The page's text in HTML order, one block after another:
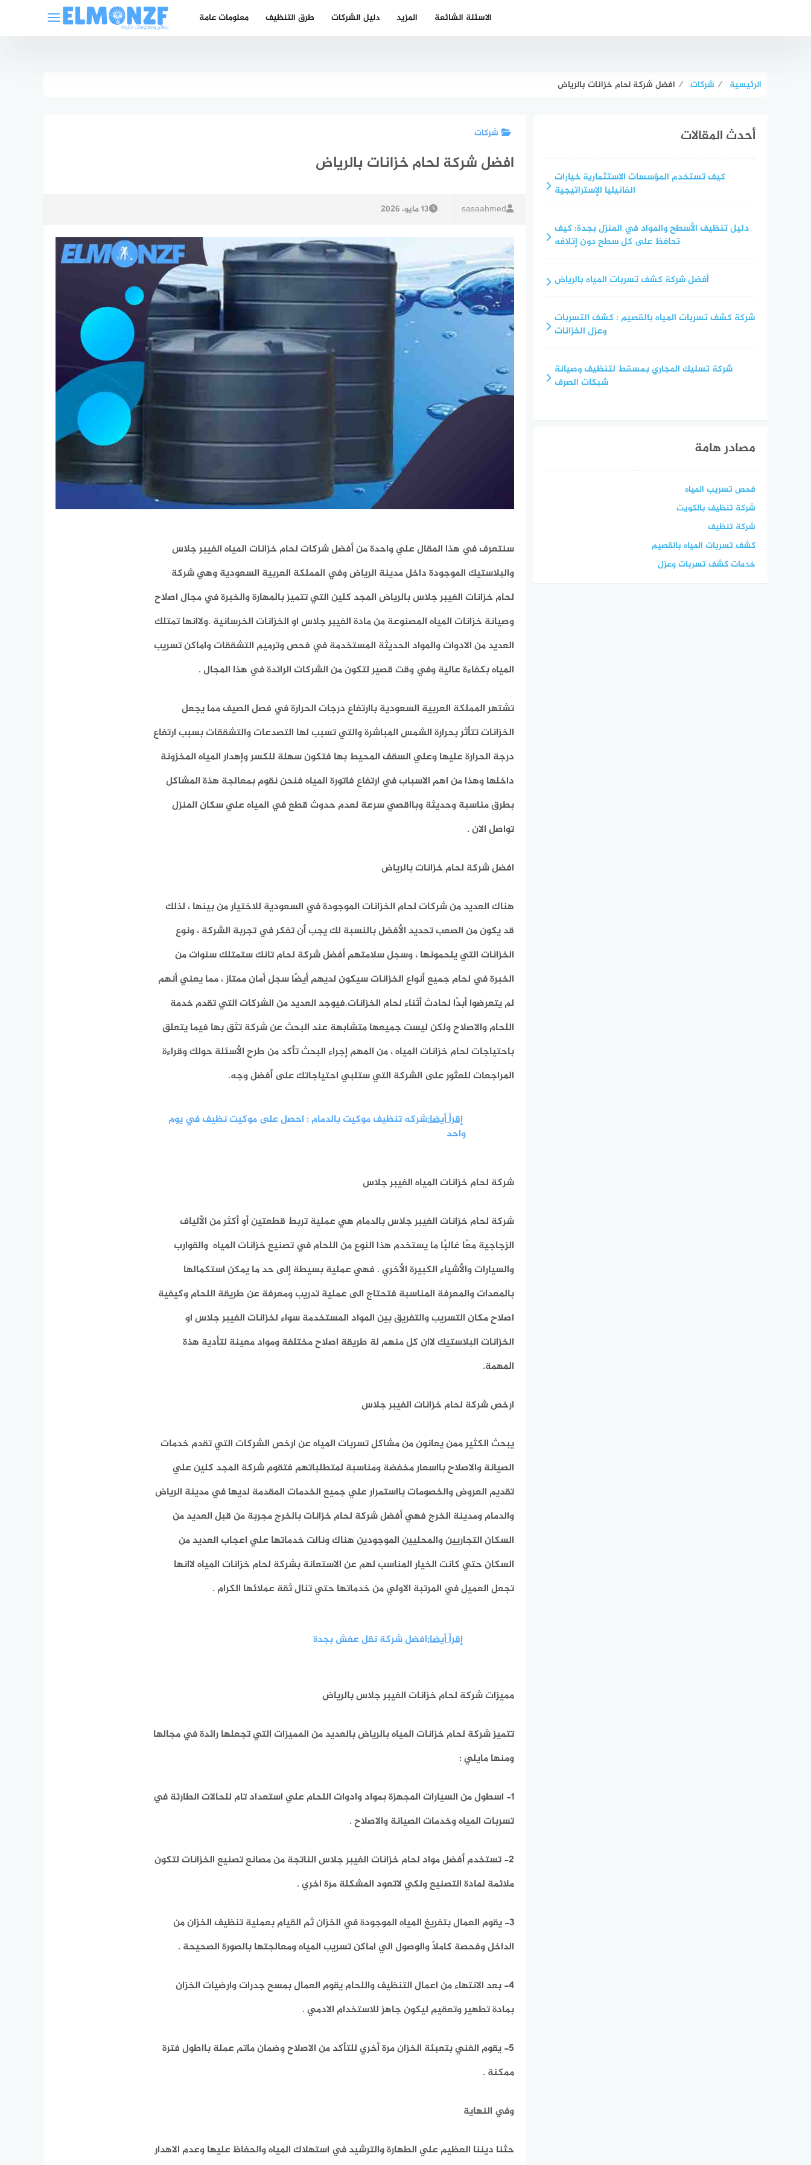
معلومات عامة طرق التنظيف دليل الشركات المزيد الاسئلة الشائعة
الرئيسية ⁄ شركات ⁄ افضل شركة لحام خزانات بالرياض
شركات
افضل شركة لحام خزانات بالرياض
sasaahmed 13 مايو، 2026
سنتعرف في هذا المقال علي واحدة من أفضل شركات لحام خزانات المياه الفيبر جلاس
والبلاستيك الموجودة داخل مدينة الرياض وفي المملكة العربية السعودية وهي شركة
لحام خزانات الفيبر جلاس بالرياضالمجد كلين التي تتميز بالمهارة والخبرة في مجال اصلاح
وصيانة خزانات المياه المصنوعة من مادة الفيبر جلاس او الخزانات الخرسانية .ولاانها تمتلك
العديد من الادوات والمواد الحديثة المستخدمة في فحص وترميم التشققات واماكن تسريب
المياه بكفاءة عالية وفي وقت قصير لتكون من الشركات الرائدة في هذا المجال .
تشتهر المملكة العربية السعودية باارتفاع درجات الحرارة في فصل الصيف مما يجعل
الخزانات تتأثر بحرارة الشمس المباشرة والتي تسبب لها التصدعات والتشققات بسبب ارتفاع
درجة الحرارة عليها وعلي السقف المحيط بها فتكون سهلة للكسر وإهدار المياه المخزونة
داخلها وهذا من اهم الاسباب في ارتفاع فاتورة المياه فنحن نقوم بمعالجة هذة المشاكل
بطرق مناسبة وحديثة وبااقصي سرعة لعدم حدوث قطع في المياه علي سكان المنزل
تواصل الان .
افضل شركة لحام خزانات بالرياض
هناك العديد من شركات لحام الخزانات الموجودة في السعودية للاختيار من بينها ، لذلك
قد يكون من الصعب تحديد الأفضل بالنسبة لك يجب أن تفكر في تجربة الشركة ، ونوع
الخزانات التي يلحمونها ، وسجل سلامتهم أفضل شركة لحام تانك ستمتلك سنوات من
الخبرة في لحام جميع أنواع الخزانات سيكون لديهم أيضًا سجل أمان ممتاز ، مما يعني أنهم
لم يتعرضوا أبدًا لحادث أثناء لحام الخزانات.فيوجد العديد من الشركات التي تقدم خدمة
اللحام والاصلاح ولكن ليست جميعها متشابهة عند البحث عن شركة تثق بها فيما يتعلق
باحتياجات لحام خزانات المياه ، من المهم إجراء البحث تأكد من طرح الأسئلة حولك وقراءة
المراجعات للعثور على الشركة التي ستلبي احتياجاتك على أفضل وجه.
إقرأ أيضا:شركه تنظيف موكيت بالدمام : احصل على موكيت نظيف في يوم
واحد
شركة لحام خزانات المياه الفيبر جلاس
شركة لحام خزانات الفيبر جلاس بالدمام هي عملية تربط قطعتين أو أكثر من الألياف
الزجاجية معًا غالبًا ما يستخدم هذا النوع من اللحام في تصنيع خزانات المياه والقوارب
والسيارات والأشياء الكبيرة الأخري . فهي عملية بسيطة إلى حد ما يمكن استكمالها
بالمعدات والمعرفة المناسبة فتحتاج الى عملية تدريب ومعرفة عن طريقة اللحام وكيفية
اصلاح مكان التسريب والتفريق بين المواد المستخدمة سواء لخزانات الفيبر جلاس او
الخزانات البلاستيك لاان كل منهم لة طريقة اصلاح مختلفة ومواد معينة لتأدية هذة
المهمة.
ارخص شركة لحام خزانات الفيبر جلاس
يبحث الكثير ممن يعانون من مشاكل تسربات المياه عن ارخص الشركات التي تقدم خدمات
الصيانة والاصلاح بااسعار مخفضة ومناسبة لمتطلباتهم فتقوم شركة المجد كلين علي
تقديم العروض والخصومات بااستمرار علي جميع الخدمات المقدمة لديها في مدينة الرياض
والدمام ومدينة الخرج فهي أفضلشركة لحام خزانات بالخرجمجربة من قبل العديد من
السكان التجاريين والمحليين الموجودين هناك ونالت خدماتها علي اعجاب العديد من
السكان حتي كانت الخيار المناسب لهم عن الاستعانة بشركة لحام خزانات المياه لاانها
تجعل العميل في المرتبة الاولي من خدماتها حتي تنال ثقة عملائها الكرام .
إقرأ أيضا:افضل شركة نقل عفش بجدة
مميزات شركة لحام خزانات الفيبر جلاس بالرياض
تتميز شركة لحام خزانات المياه بالرياض بالعديد من المميزات التي تجعلها رائدة في مجالها
ومنها مايلي :
1- اسطول من السيارات المجهزة بمواد وادوات اللحام علي استعداد تام للحالات الطارئة في
تسربات المياه وخدمات الصيانة والاصلاح .
2- تستخدم أفضل مواد لحام خزانات الفيبر جلاس الناتجة من مصانع تصنيع الخزانات لتكون
ملائمة لمادة التصنيع ولكي لاتعود المشكلة مرة اخري .
3- يقوم العمال بتفريغ المياه الموجودة في الخزان ثم القيام بعملية تنظيف الخزان من
الداخل وفحصة كاملاً والوصول الي اماكن تسريب المياه ومعالجتها بالصورة الصحيحة .
4- بعد الانتهاء من اعمال التنظيف واللحام يقوم العمال بمسح جدرات وارضيات الخزان
بمادة تطهير وتعقيم ليكون جاهز للاستخدام الادمي .
5- يقوم الفني بتعبئة الخزان مرة أخري للتأكد من الاصلاح وضمان ماتم عملة بااطول فترة
ممكنة .
وفي النهاية
حثنا ديننا العظيم علي الطهارة والترشيد في استهلاك المياه والحفاظ عليها وعدم الاهدار
أحدث المقالات
كيف تستخدم المؤسسات الاستثمارية خيارات
الفانيليا الإستراتيجية
دليل تنظيف الأسطح والمواد في المنزل بجدة: كيف
تحافظ على كل سطح دون إتلافه
أفضل شركة كشف تسربات المياه بالرياض
شركة كشف تسربات المياه بالقصيم : كشف التسربات
وعزل الخزانات
شركة تسليك المجاري بمسقط لتنظيف وصيانة
شبكات الصرف
مصادر هامة
فحص تسريب المياه
شركة تنظيف بالكويت
شركة تنظيف
كشف تسربات المياه بالقصيم
خدمات كشف تسربات وعزل